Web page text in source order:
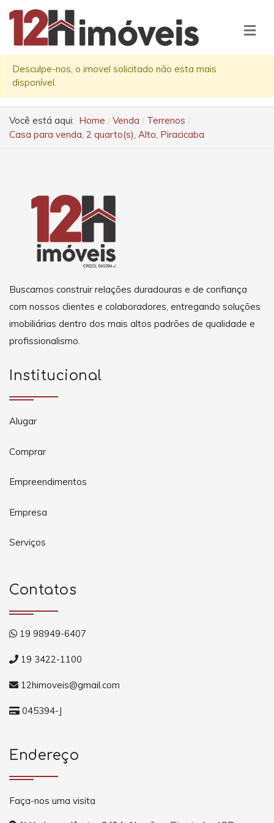
Desculpe-nos, o imovel solicitado não esta mais
disponível.
Você está aqui: Home Venda
Terrenos
Casa para venda, 2 quarto(s), Alto, Piracicaba
Buscamos construir relações duradouras e de confiança
com nossos clientes e colaboradores, entregando soluções
imobiliárias dentro dos mais altos padrões de qualidade e
profissionalismo.
Institucional
Alugar
Comprar
Empreendimentos
Empresa
Serviços
Contatos
19 98949-6407
19 3422-1100
12himoveis@gmail.com
045394-J
Endereço
Faça-nos uma visita